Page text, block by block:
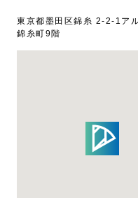
東京都墨田区錦糸 2-2-1ア
錦糸町9階